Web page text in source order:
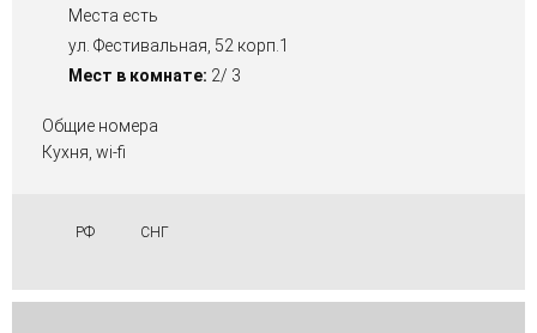
Места есть
ул. Фестивальная, 52 корп.1
Мест в комнате: 2/ 3
Общие номера
Кухня, wi-fi
РФ СНГ